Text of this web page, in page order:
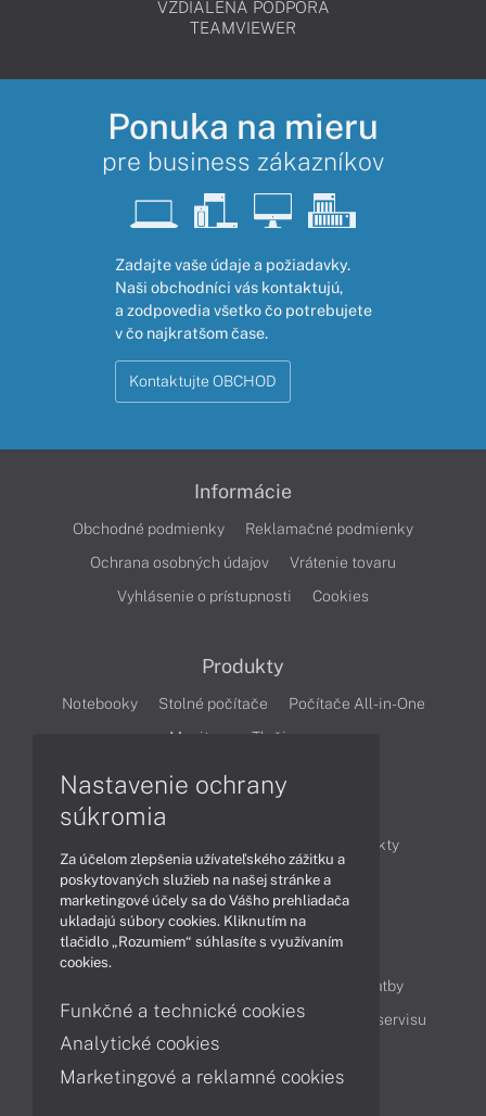
VZDIALENÁ PODPORA
TEAMVIEWER
Ponuka na mieru
pre business zákazníkov
Zadajte vaše údaje a požiadavky.
Naši obchodníci vás kontaktujú,
a zodpovedia všetko čo potrebujete
v čo najkratšom čase.
Kontaktujte OBCHOD
Informácie
Obchodné podmienky
Reklamačné podmienky
Ochrana osobných údajov
Vrátenie tovaru
Vyhlásenie o prístupnosti
Cookies
Produkty
Notebooky Stolné počítače
Počítače All-in-One
Monitory
Tlačiarne
Produkty
Technológie
Videá
Obsah
Možnosti doručenia a platby
Podpora a servis
Servisné služby Cenník servisu
Kontakty
Nastavenie ochrany
súkromia
Za účelom zlepšenia užívateľského zážitku a
poskytovaných služieb na našej stránke a
marketingové účely sa do Vášho prehliadača
ukladajú súbory cookies. Kliknutím na
tlačidlo „Rozumiem“ súhlasíte s využívaním
cookies.
Funkčné a technické cookies
Analytické cookies
Marketingové a reklamné cookies